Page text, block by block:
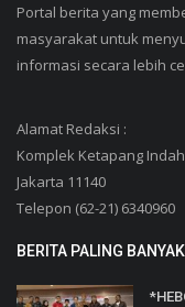
Portal berita yang
masyarakat untuk
informasi secara lebih
Alamat Redaksi :
Komplek Ketapang
Jakarta 11140
Telepon (62-21) 6340960
BERITA PALING